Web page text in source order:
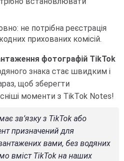
не потрібна реєстрація
прихованих комісій.
фотографій TikTok
знака стає швидким і
щоб зберегти
моменти з TikTok Notes!
зв’язку з TikTok або
призначений для
вами, без водяних
вміст TikTok на наших